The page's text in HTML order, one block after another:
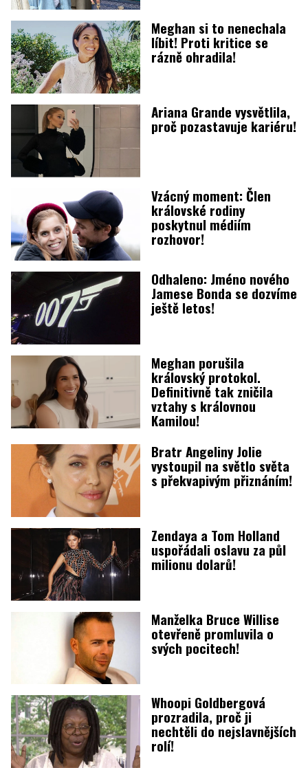
Meghan si to nenechala
líbit! Proti kritice se
rázně ohradila!
Ariana Grande vysvětlila,
proč pozastavuje kariéru!
Vzácný moment: Člen
královské rodiny
poskytnul médiím
rozhovor!
Odhaleno: Jméno nového
Jamese Bonda se dozvíme
ještě letos!
Meghan porušila
královský protokol.
Definitivně tak zničila
vztahy s královnou
Kamilou!
Bratr Angeliny Jolie
vystoupil na světlo světa
s překvapivým přiznáním!
Zendaya a Tom Holland
uspořádali oslavu za půl
milionu dolarů!
Manželka Bruce Willise
otevřeně promluvila o
svých pocitech!
Whoopi Goldbergová
prozradila, proč ji
nechtěli do nejslavnějších
rolí!